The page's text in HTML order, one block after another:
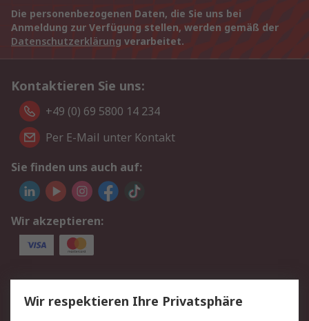
Die personenbezogenen Daten, die Sie uns bei
Anmeldung zur Verfügung stellen, werden gemäß der
Datenschutzerklärung verarbeitet.
Kontaktieren Sie uns:
+49 (0) 69 5800 14 234
Per E-Mail unter Kontakt
Sie finden uns auch auf:
Wir akzeptieren:
Service
Value Added Services
Lieferlösungen
Wir respektieren Ihre Privatsphäre